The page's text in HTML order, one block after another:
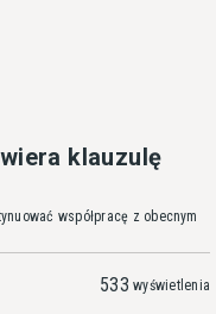
klauzulę
współpracę z obecnym
533 wyświetlenia